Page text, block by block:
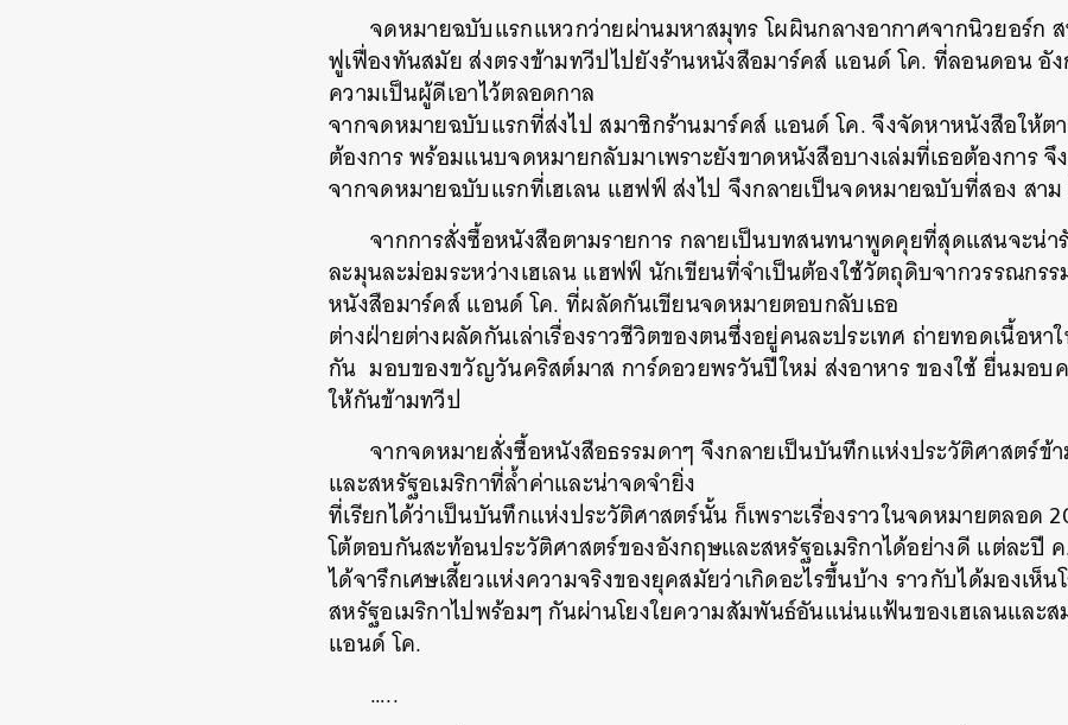
จดหมายฉบับแรกแหวกว่ายผ่านมหาสมุทรโผผินกลางอากาศจากนิวยอร์ก
ฟูเฟื่องทันสมัยส่งตรงข้ามทวีปไปยังร้านหนังสือมาร์คส์ แอนด์โค. ที่ลอนดอนอั
ความเป็นผู้ดีเอาไว้ตลอดกาล
จากจดหมายฉบับแรกที่ส่งไป สมาชิกร้านมาร์คส์ แอนด์โค.จึงจัดหาหนังสือให้ต
ต้องการพร้อมแนบจดหมายกลับมาเพราะยังขาดหนังสือบางเล่มที่เธอต้องการจึ
จากจดหมายฉบับแรกที่เฮเลน แฮฟฟ์ส่งไป จึงกลายเป็นจดหมายฉบับที่สอง สาม
จากการสั่งซื้อหนังสือตามรายการกลายเป็นบทสนทนาพูดคุยที่สุดแสนจะน่า
ละมุนละม่อมระหว่างเฮเลนแฮฟฟ์ นักเขียนที่จำเป็นต้องใช้วัตถุดิบจากวรรณกร
หนังสือมาร์คส์แอนด์โค.ที่ผลัดกันเขียนจดหมายตอบกลับเธอ
ต่างฝ่ายต่างผลัดกันเล่าเรื่องราวชีวิตของตนซึ่งอยู่คนละประเทศ ถ่ายทอดเนื้อหา
กัน มอบของขวัญวันคริสต์มาส การ์ดอวยพรวันปีใหม่ ส่งอาหารของใช้ยื่นมอบ
ให้กันข้ามทวีป
จากจดหมายสั่งซื้อหนังสือธรรมดาๆ จึงกลายเป็นบันทึกแห่งประวัติศาสตร์ข้
และสหรัฐอเมริกาที่ล้ำค่าและน่าจดจำยิ่ง
ที่เรียกได้ว่าเป็นบันทึกแห่งประวัติศาสตร์นั้นก็เพราะเรื่องราวในจดหมายตลอด
โต้ตอบกันสะท้อนประวัติศาสตร์ของอังกฤษและสหรัฐอเมริกาได้อย่างดี แต่ละปี ค
ได้จารึกเศษเสี้ยวแห่งความจริงของยุคสมัยว่าเกิดอะไรขึ้นบ้าง ราวกับได้มองเห็
สหรัฐอเมริกาไปพร้อมๆกันผ่านโยงใยความสัมพันธ์อันแน่นแฟ้นของเฮเลนและส
แอนด์โค.
…..
ค้นหา
SHARE TWEET LINE EMAIL